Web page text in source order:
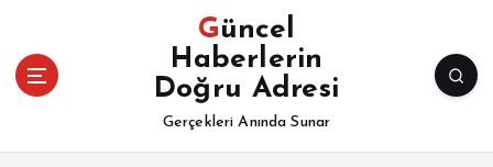
Güncel
Haberlerin
Doğru Adresi
Gerçekleri Anında Sunar